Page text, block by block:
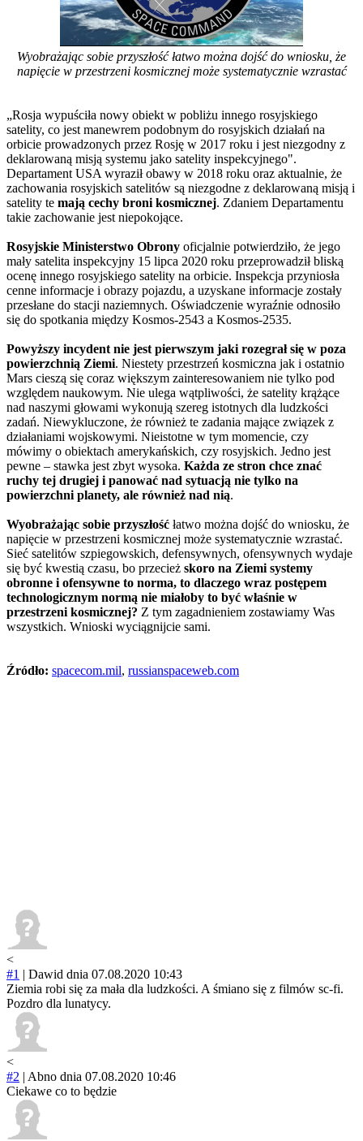
Wyobrażając sobie przyszłość łatwo można dojść do wniosku, że
napięcie w przestrzeni kosmicznej może systematycznie wzrastać
„Rosja wypuściła nowy obiekt w pobliżu innego rosyjskiego
satelity, co jest manewrem podobnym do rosyjskich działań na
orbicie prowadzonych przez Rosję w 2017 roku i jest niezgodny z
deklarowaną misją systemu jako satelity inspekcyjnego".
Departament USA wyraził obawy w 2018 roku oraz aktualnie, że
zachowania rosyjskich satelitów są niezgodne z deklarowaną misją i
satelity te mają cechy broni kosmicznej. Zdaniem Departamentu
takie zachowanie jest niepokojące.
Rosyjskie Ministerstwo Obrony oficjalnie potwierdziło, że jego
mały satelita inspekcyjny 15 lipca 2020 roku przeprowadził bliską
ocenę innego rosyjskiego satelity na orbicie. Inspekcja przyniosła
cenne informacje i obrazy pojazdu, a uzyskane informacje zostały
przesłane do stacji naziemnych. Oświadczenie wyraźnie odnosiło
się do spotkania między Kosmos-2543 a Kosmos-2535.
Powyższy incydent nie jest pierwszym jaki rozegrał się w poza
powierzchnią Ziemi. Niestety przestrzeń kosmiczna jak i ostatnio
Mars cieszą się coraz większym zainteresowaniem nie tylko pod
względem naukowym. Nie ulega wątpliwości, że satelity krążące
nad naszymi głowami wykonują szereg istotnych dla ludzkości
zadań. Niewykluczone, że również te zadania mające związek z
działaniami wojskowymi. Nieistotne w tym momencie, czy
mówimy o obiektach amerykańskich, czy rosyjskich. Jedno jest
pewne – stawka jest zbyt wysoka. Każda ze stron chce znać
ruchy tej drugiej i panować nad sytuacją nie tylko na
powierzchni planety, ale również nad nią.
Wyobrażając sobie przyszłość łatwo można dojść do wniosku, że
napięcie w przestrzeni kosmicznej może systematycznie wzrastać.
Sieć satelitów szpiegowskich, defensywnych, ofensywnych wydaje
się być kwestią czasu, bo przecież skoro na Ziemi systemy
obronne i ofensywne to norma, to dlaczego wraz postępem
technologicznym normą nie miałoby to być właśnie w
przestrzeni kosmicznej? Z tym zagadnieniem zostawiamy Was
wszystkich. Wnioski wyciągnijcie sami.
Źródło: spacecom.mil, russianspaceweb.com
<
#1 | Dawid dnia 07.08.2020 10:43
Ziemia robi się za mała dla ludzkości. A śmiano się z filmów sc-fi.
Pozdro dla lunatycy.
<
#2 | Abno dnia 07.08.2020 10:46
Ciekawe co to będzie